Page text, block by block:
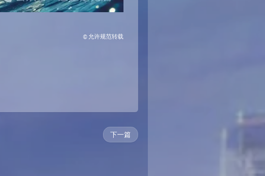
© 允许规范转载
下一篇